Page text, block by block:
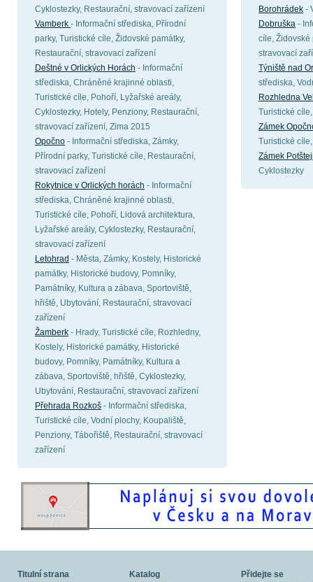
Cyklostezky, Restaurační, stravovací zařízení
Vamberk - Informační střediska, Přírodní
parky, Turistické cíle, Židovské památky,
Restaurační, stravovací zařízení
Deštné v Orlických Horách - Informační
střediska, Chráněné krajinné oblasti,
Turistické cíle, Pohoří, Lyžařské areály,
Cyklostezky, Hotely, Penziony, Restaurační,
stravovací zařízení, Zima 2015
Opočno - Informační střediska, Zámky,
Přírodní parky, Turistické cíle, Restaurační,
stravovací zařízení
Rokytnice v Orlických horách - Informační
střediska, Chráněné krajinné oblasti,
Turistické cíle, Pohoří, Lidová architektura,
Lyžařské areály, Cyklostezky, Restaurační,
stravovací zařízení
Letohrad - Města, Zámky, Kostely, Historické
památky, Historické budovy, Pomníky,
Památníky, Kultura a zábava, Sportoviště,
hřiště, Ubytování, Restaurační, stravovací
zařízení
Žamberk - Hrady, Turistické cíle, Rozhledny,
Kostely, Historické památky, Historické
budovy, Pomníky, Památníky, Kultura a
zábava, Sportoviště, hřiště, Cyklostezky,
Ubytování, Restaurační, stravovací zařízení
Přehrada Rozkoš - Informační střediska,
Turistické cíle, Vodní plochy, Koupaliště,
Penziony, Tábořiště, Restaurační, stravovací
zařízení
Borohrádek -
Dobruška -
cíle, Židovské
stravovací
Týniště nad
střediska,
Rozhledna
Turistické
Zámek
Turistické
Zámek
Cyklostezky
Titulní strana Katalog Přidejte se